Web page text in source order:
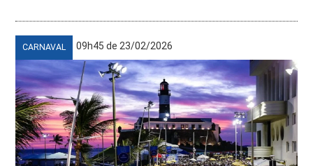
CARNAVAL 09h45 de 23/02/2026